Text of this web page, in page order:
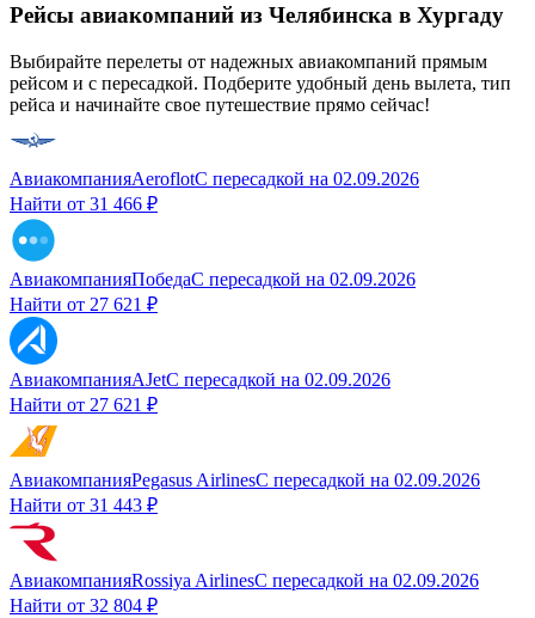
Рейсы авиакомпаний из Челябинска в Хургаду
Выбирайте перелеты от надежных авиакомпаний прямым
рейсом и с пересадкой. Подберите удобный день вылета, тип
рейса и начинайте свое путешествие прямо сейчас!
АвиакомпанияAeroflotС пересадкой на 02.09.2026
Найти от 31 466 ₽
АвиакомпанияПобедаС пересадкой на 02.09.2026
Найти от 27 621 ₽
АвиакомпанияAJetС пересадкой на 02.09.2026
Найти от 27 621 ₽
АвиакомпанияPegasus AirlinesС пересадкой на 02.09.2026
Найти от 31 443 ₽
АвиакомпанияRossiya AirlinesС пересадкой на 02.09.2026
Найти от 32 804 ₽